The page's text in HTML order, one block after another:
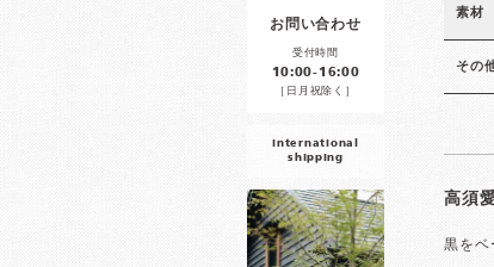
お問い合わせ
受付時間
10:00-16:00
［日月祝除く］
international
shipping
素材
その
高須
黒をベ